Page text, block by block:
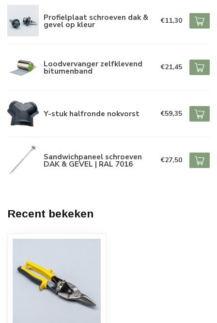
Profielplaat schroeven dak &
gevel op kleur €11,30
Loodvervanger zelfklevend
bitumenband €21,45
Y-stuk halfronde nokvorst €59,35
Sandwichpaneel schroeven
DAK & GEVEL | RAL 7016 €27,50
Recent bekeken